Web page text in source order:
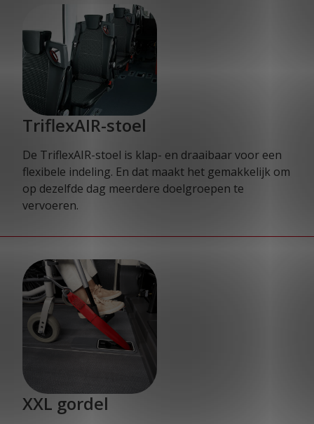
TriflexAIR-stoel
De TriflexAIR-stoel is klap- en draaibaar voor een
flexibele indeling. En dat maakt het gemakkelijk om
op dezelfde dag meerdere doelgroepen te
vervoeren.
XXL gordel